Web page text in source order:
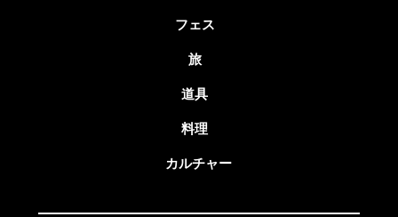
フェス
旅
道具
料理
カルチャー